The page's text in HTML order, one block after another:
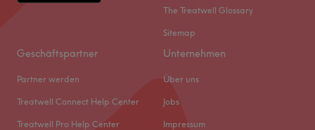
The Treatwell Glossary
Sitemap
Geschäftspartner
Partner werden
Treatwell Connect Help Center
Treatwell Pro Help Center
Unternehmen
Über uns
Jobs
Impressum